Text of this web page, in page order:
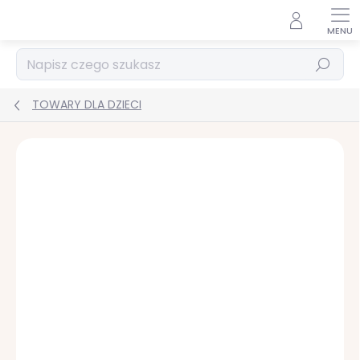
Szukaj
TOWARY DLA DZIECI